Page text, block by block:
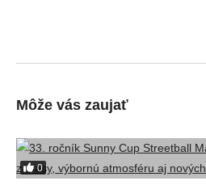
Môže vás zaujať
0